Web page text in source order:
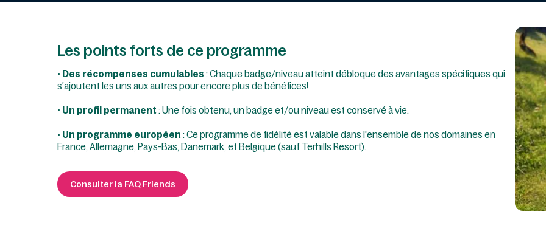
Les points forts de ce programme
• Des récompenses cumulables : Chaque badge/niveau atteint débloque des avantages spécifiques qui
s’ajoutent les uns aux autres pour encore plus de bénéfices!
• Un profil permanent: Une fois obtenu, un badge et/ou niveau est conservé à vie.
• Un programme européen: Ce programme de fidélité est valable dans l'ensemble de nos domaines en
France, Allemagne, Pays-Bas, Danemark, et Belgique (sauf Terhills Resort).
Consulter la FAQ Friends